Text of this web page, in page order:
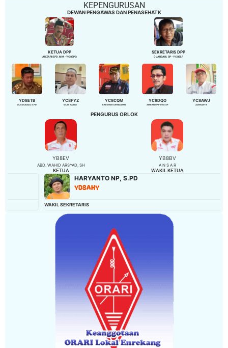
KEPENGURUSAN
DEWAN PENGAWAS DAN PENASEHATK
KETUA DPP
ANZARI S.PD. MM - YC8BPQ
SEKRETARIS DPP
DJABBARI, SP - YC8BLP
YD8ETB
MUSMULIADI, S.PD
YC8FYZ
MUH. KASIM
YC8CQM
KARMAN KURNIAWAN
YC8DQO
AMRAN OPPENG S.IP
YC8AWJ
ADIWIJAYA
PENGURUS ORLOK
YB8EV
ABD. WAHID ARSYAD, SH
KETUA
YB8BV
A N S A R
WAKIL KETUA
HARYANTO NP, S.PD
YD8AHY
WAKIL SEKRETARIS